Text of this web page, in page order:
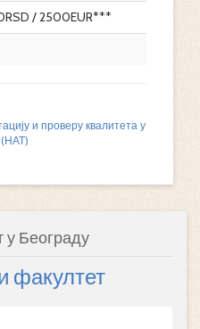
/ 2500EUR***
и проверу квалитета у
у Београду
факултет